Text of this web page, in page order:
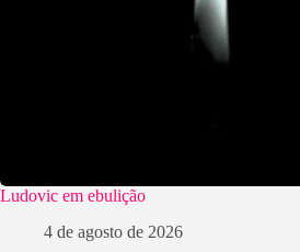
Ludovic em ebulição
4 de agosto de 2026